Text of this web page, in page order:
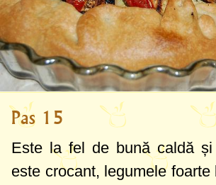
Pas 15
Este la fel de bună caldă și
este crocant, legumele foarte